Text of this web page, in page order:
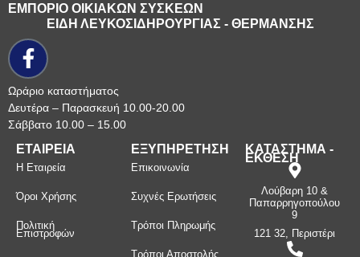
ΕΜΠΟΡΙΟ ΟΙΚΙΑΚΩΝ ΣΥΣΚΕΩΝ
ΕΙΔΗ ΛΕΥΚΟΣΙΔΗΡΟΥΡΓΙΑΣ - ΘΕΡΜΑΝΣΗΣ
Ωράριο καταστήματος
Δευτέρα – Παρασκευή 10.00-20.00
Σάββατο 10.00 – 15.00
ΕΤΑΙΡΕΙΑ
Η Εταιρεία
Όροι Χρήσης
Πολιτική
Επιστροφών
ΕΞΥΠΗΡΕΤΗΣΗ
Επικοινωνία
Συχνές Ερωτήσεις
Τρόποι Πληρωμής
Τρόποι Αποστολής
ΚΑΤΑΣΤΗΜΑ -
ΕΚΘΕΣΗ
Λούβαρη 10 &
Παπαρρηγοπούλου
9
121 32, Περιστέρι